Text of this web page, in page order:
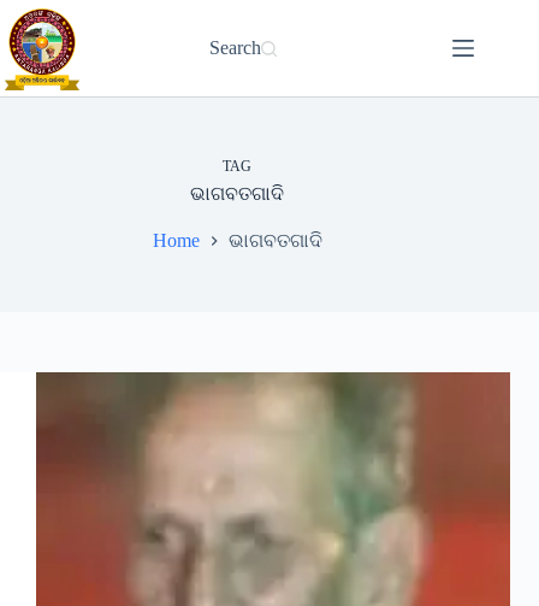
Skip
to
content
Search
TAG
ଭାଗବତଗାଦି
Home ଭାଗବତଗାଦି